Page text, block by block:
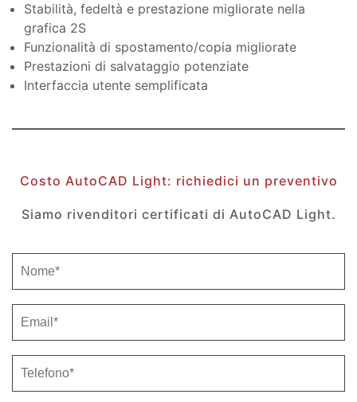
Stabilità, fedeltà e prestazione migliorate nella
grafica 2S
Funzionalità di spostamento/copia migliorate
Prestazioni di salvataggio potenziate
Interfaccia utente semplificata
Costo AutoCAD Light: richiedici un preventivo
Siamo rivenditori certificati di AutoCAD Light.